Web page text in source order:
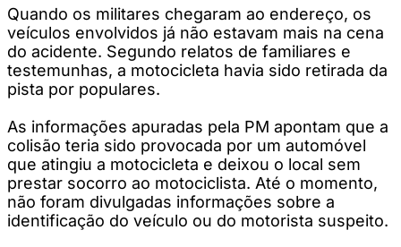
Quando os militares chegaram ao endereço, os
veículos envolvidos já não estavam mais na cena
do acidente. Segundo relatos de familiares e
testemunhas, a motocicleta havia sido retirada da
pista por populares.
As informações apuradas pela PM apontam que a
colisão teria sido provocada por um automóvel
que atingiu a motocicleta e deixou o local sem
prestar socorro ao motociclista. Até o momento,
não foram divulgadas informações sobre a
identificação do veículo ou do motorista suspeito.